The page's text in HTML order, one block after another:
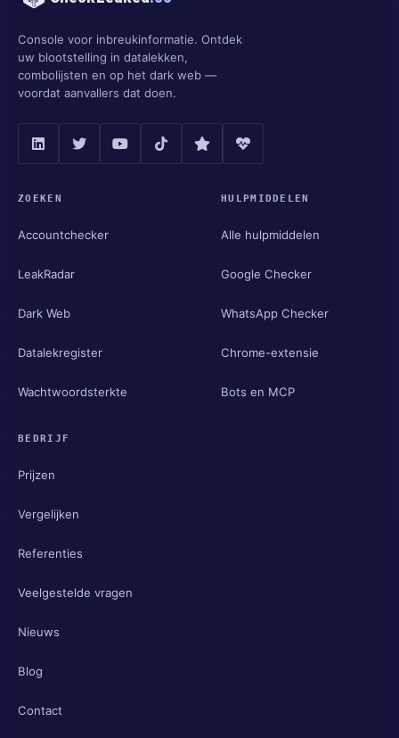
Console voor inbreukinformatie. Ontdek
uw blootstelling in datalekken,
combolijsten en op het dark web —
voordat aanvallers dat doen.
ZOEKEN
Accountchecker
LeakRadar
Dark Web
Datalekregister
Wachtwoordsterkte
HULPMIDDELEN
Alle hulpmiddelen
Google Checker
WhatsApp Checker
Chrome-extensie
Bots en MCP
BEDRIJF
Prijzen
Vergelijken
Referenties
Veelgestelde vragen
Nieuws
Blog
Contact